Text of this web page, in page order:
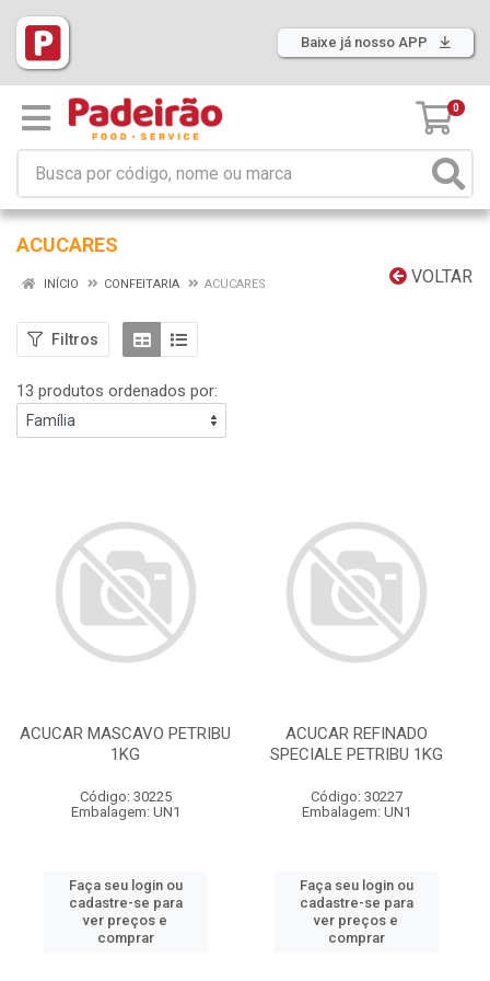
Baixe já nosso APP
0
ACUCARES
VOLTAR
INÍCIO CONFEITARIA ACUCARES
Filtros
13 produtos ordenados por:
ACUCAR MASCAVO PETRIBU
1KG
Código: 30225
Embalagem: UN1
Faça seu login ou
cadastre-se para
ver preços e
comprar
ACUCAR REFINADO
SPECIALE PETRIBU 1KG
Código: 30227
Embalagem: UN1
Faça seu login ou
cadastre-se para
ver preços e
comprar